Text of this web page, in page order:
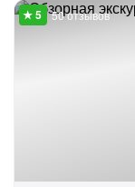
50 отзывов